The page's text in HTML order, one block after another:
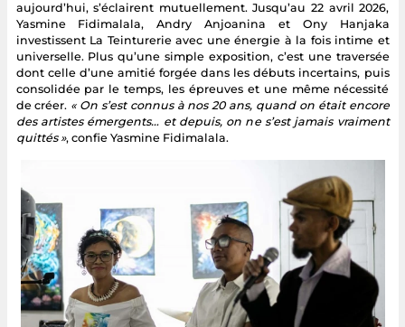
aujourd’hui, s’éclairent mutuellement. Jusqu’au 22 avril 2026,
Yasmine Fidimalala, Andry Anjoanina et Ony Hanjaka
investissent La Teinturerie avec une énergie à la fois intime et
universelle. Plus qu’une simple exposition, c’est une traversée
dont celle d’une amitié forgée dans les débuts incertains, puis
consolidée par le temps, les épreuves et une même nécessité
de créer. « On s’est connus à nos 20 ans, quand on était encore
des artistes émergents… et depuis, on ne s’est jamais vraiment
quittés », confie Yasmine Fidimalala.